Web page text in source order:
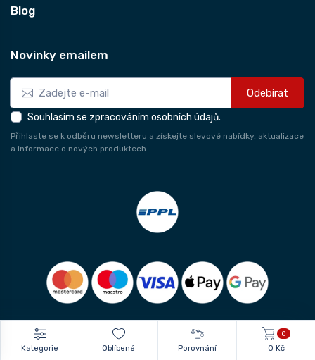
Blog
Novinky emailem
Odebírat
Souhlasím se zpracováním osobních údajů.
Přihlaste se k odběru newsletteru a získejte slevové nabídky, aktualizace
a informace o nových produktech.
Kategorie Oblíbené Porovnání
0
0 Kč